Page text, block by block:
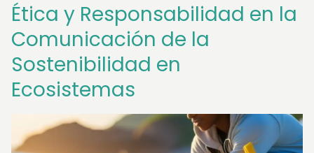
Ética y Responsabilidad en la
Comunicación de la
Sostenibilidad en
Ecosistemas